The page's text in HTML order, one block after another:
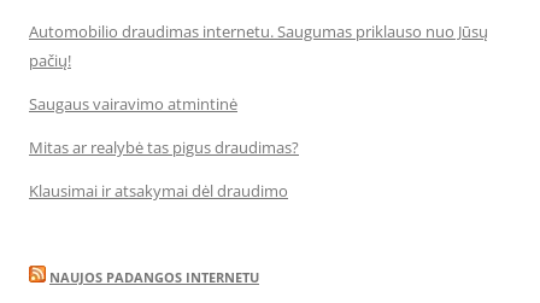
Automobilio draudimas internetu. Saugumas priklauso nuo Jūsų
pačių!
Saugaus vairavimo atmintinė
Mitas ar realybė tas pigus draudimas?
Klausimai ir atsakymai dėl draudimo
NAUJOS PADANGOS INTERNETU